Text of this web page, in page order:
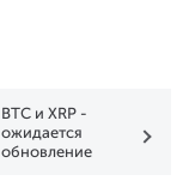
BTC и XRP -
ожидается
обновление